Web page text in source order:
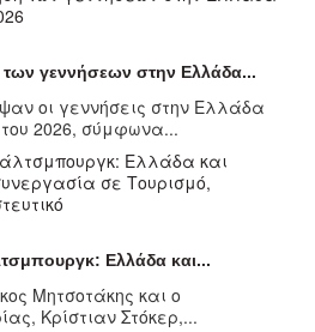
γεννήσεων στην Ελλάδα...
οι γεννήσεις στην Ελλάδα
2026, σύμφωνα...
Ελλάδα και...
Μητσοτάκης και ο
Κρίστιαν Στόκερ,...